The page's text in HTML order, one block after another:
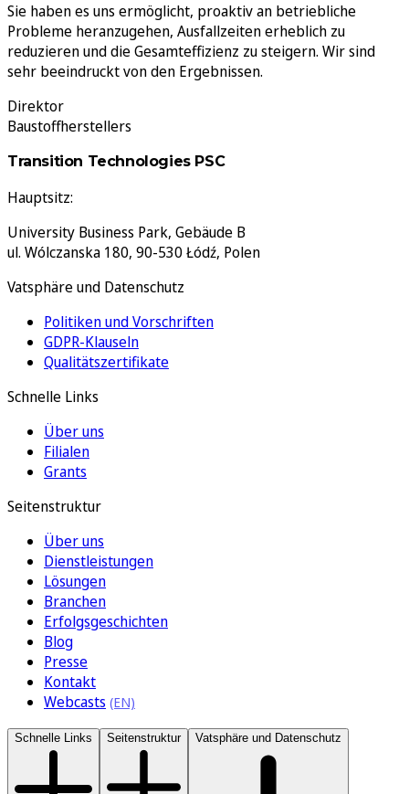
Sie haben es uns ermöglicht, proaktiv an betriebliche
Probleme heranzugehen, Ausfallzeiten erheblich zu
reduzieren und die Gesamteffizienz zu steigern. Wir sind
sehr beeindruckt von den Ergebnissen.
Direktor
Baustoffherstellers
Transition Technologies PSC
Hauptsitz:
University Business Park, Gebäude B
ul. Wólczanska 180, 90-530 Łódź, Polen
Vatsphäre und Datenschutz
Politiken und Vorschriften
GDPR-Klauseln
Qualitätszertifikate
Schnelle Links
Über uns
Filialen
Grants
Seitenstruktur
Über uns
Dienstleistungen
Lösungen
Branchen
Erfolgsgeschichten
Blog
Presse
Kontakt
Webcasts
Schnelle Links Seitenstruktur Vatsphäre und Datenschutz